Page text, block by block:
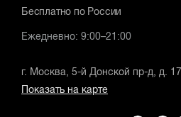
Бесплатно по России
Ежедневно: 9:00–21:00
г. Москва, 5-й Донской пр-д, д. 17
Показать на карте